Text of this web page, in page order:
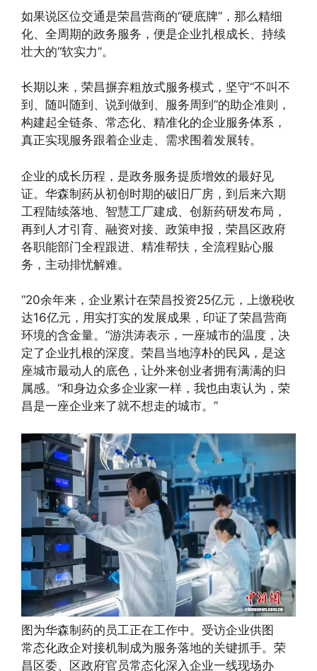
如果说区位交通是荣昌营商的“硬底牌”，那么精细
化、全周期的政务服务，便是企业扎根成长、持续
壮大的“软实力”。
长期以来，荣昌摒弃粗放式服务模式，坚守“不叫不
到、随叫随到、说到做到、服务周到”的助企准则，
构建起全链条、常态化、精准化的企业服务体系，
真正实现服务跟着企业走、需求围着发展转。
企业的成长历程，是政务服务提质增效的最好见
证。华森制药从初创时期的破旧厂房，到后来六期
工程陆续落地、智慧工厂建成、创新药研发布局，
再到人才引育、融资对接、政策申报，荣昌区政府
各职能部门全程跟进、精准帮扶，全流程贴心服
务，主动排忧解难。
“20余年来，企业累计在荣昌投资25亿元，上缴税收
达16亿元，用实打实的发展成果，印证了荣昌营商
环境的含金量。”游洪涛表示，一座城市的温度，决
定了企业扎根的深度。荣昌当地淳朴的民风，是这
座城市最动人的底色，让外来创业者拥有满满的归
属感。“和身边众多企业家一样，我也由衷认为，荣
昌是一座企业来了就不想走的城市。”
图为华森制药的员工正在工作中。受访企业供图
常态化政企对接机制成为服务落地的关键抓手。荣
昌区委、区政府官员常态化深入企业一线现场办